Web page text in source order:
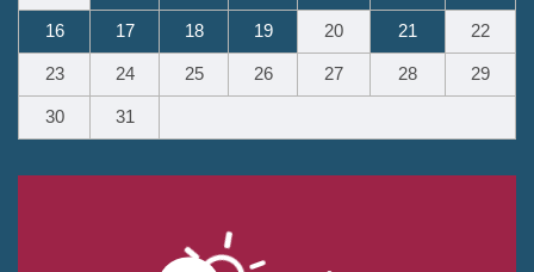
16 17 18 19 20 21 22
23 24 25 26 27 28 29
30 31